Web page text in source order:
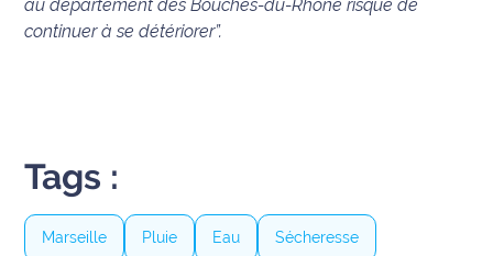
Ecouter
sommes
nous ?
Devenir
au département des Bouches-du-Rhône risque de
continuer à se détériorer”.
Tags :
Marseille Pluie Eau Sécheresse